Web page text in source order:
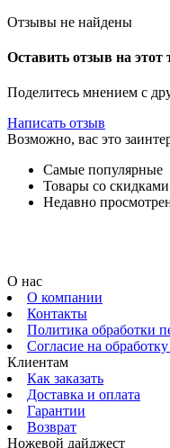
Отзывы не найдены
Оставить отзыв на этот
Поделитесь мнением с
Написать отзыв
Возможно, вас это
Самые популярные
Товары со скидками
Недавно
О нас
О компании
Контакты
Политика обработки
Согласие на
Клиентам
Как заказать
Доставка и оплата
Гарантии
Возврат
Ножевой дайджест